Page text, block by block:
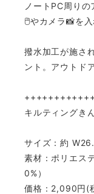
ノートPC周り
🖱やカメラ📸を入
撥水加工が施さ
ント。アウトド
キルティングき
サイズ：約
素材：ポリエス
0%）
価格：2,090円(